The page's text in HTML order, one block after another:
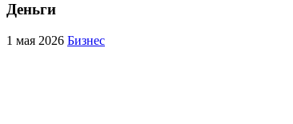
Деньги
1 мая 2026 Бизнес